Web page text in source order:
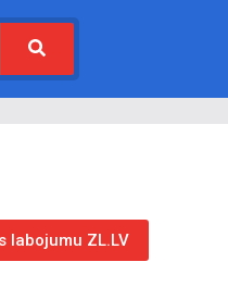
labojumu ZL.LV